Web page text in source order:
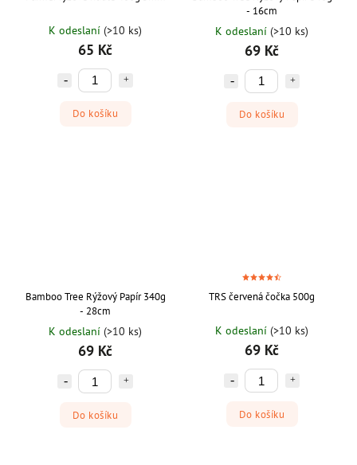
K odeslaní (>10 ks)
65 Kč
Do košíku
- 16cm
K odeslaní (>10 ks)
69 Kč
Do košíku
Bamboo Tree Rýžový Papír 340g
- 28cm
K odeslaní (>10 ks)
69 Kč
Do košíku
TRS červená čočka 500g
K odeslaní (>10 ks)
69 Kč
Do košíku